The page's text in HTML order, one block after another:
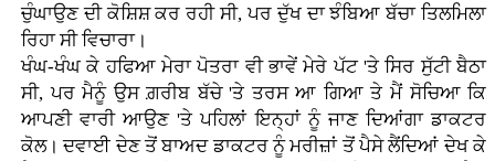
ਚੁੰਘਾਉਣ ਦੀ ਕੋਸ਼ਿਸ਼ ਕਰ ਰਹੀ ਸੀ, ਪਰ ਦੁੱਖ ਦਾ ਝੰਬਿਆ ਬੱਚਾ ਤਿਲਮਿਲਾ
ਰਿਹਾ ਸੀ ਵਿਚਾਰਾ।
ਖੰਘ-ਖੰਘ ਕੇ ਹਫਿਆ ਮੇਰਾ ਪੋਤਰਾ ਵੀ ਭਾਵੇਂ ਮੇਰੇ ਪੱਟ 'ਤੇ ਸਿਰ ਸੁੱਟੀ ਬੈਠਾ
ਸੀ, ਪਰ ਮੈਨੂੰ ਉਸ ਗ਼ਰੀਬ ਬੱਚੇ 'ਤੇ ਤਰਸ ਆ ਗਿਆ ਤੇ ਮੈਂ ਸੋਚਿਆ ਕਿ
ਆਪਣੀ ਵਾਰੀ ਆਉਣ 'ਤੇ ਪਹਿਲਾਂ ਇਨ੍ਹਾਂ ਨੂੰ ਜਾਣ ਦਿਆਂਗਾ ਡਾਕਟਰ
ਕੋਲ। ਦਵਾਈ ਦੇਣ ਤੋਂ ਬਾਅਦ ਡਾਕਟਰ ਨੂੰ ਮਰੀਜ਼ਾਂ ਤੋਂ ਪੈਸੇ ਲੈਂਦਿਆਂ ਦੇਖ ਕੇ